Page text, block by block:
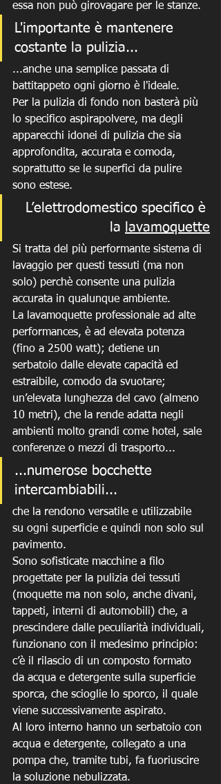
essa non può girovagare per le stanze.
L'importante è mantenere
costante la pulizia...
...anche una semplice passata di
battitappeto ogni giorno è l'ideale.
Per la pulizia di fondo non basterà più
lo specifico aspirapolvere, ma degli
apparecchi idonei di pulizia che sia
approfondita, accurata e comoda,
soprattutto se le superfici da pulire
sono estese.
L’elettrodomestico specifico è
la lavamoquette
Si tratta del più performante sistema di
lavaggio per questi tessuti (ma non
solo) perchè consente una pulizia
accurata in qualunque ambiente.
La lavamoquette professionale ad alte
performances, è ad elevata potenza
(fino a 2500 watt); detiene un
serbatoio dalle elevate capacità ed
estraibile, comodo da svuotare;
un’elevata lunghezza del cavo (almeno
10 metri), che la rende adatta negli
ambienti molto grandi come hotel, sale
conferenze o mezzi di trasporto...
...numerose bocchette
intercambiabili...
che la rendono versatile e utilizzabile
su ogni superficie e quindi non solo sul
pavimento.
Sono sofisticate macchine a filo
progettate per la pulizia dei tessuti
(moquette ma non solo, anche divani,
tappeti, interni di automobili) che, a
prescindere dalle peculiarità individuali,
funzionano con il medesimo principio:
c’è il rilascio di un composto formato
da acqua e detergente sulla superficie
sporca, che scioglie lo sporco, il quale
viene successivamente aspirato.
Al loro interno hanno un serbatoio con
acqua e detergente, collegato a una
pompa che, tramite tubi, fa fuoriuscire
la soluzione nebulizzata.